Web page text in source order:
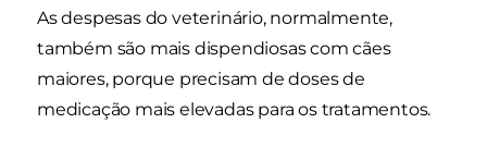
As despesas do veterinário, normalmente,
também são mais dispendiosas com cães
maiores, porque precisam de doses de
medicação mais elevadas para os tratamentos.